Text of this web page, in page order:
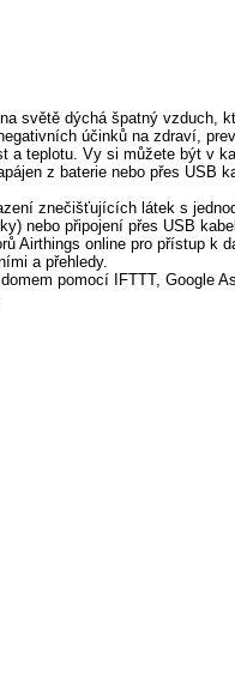
světě dýchá špatný vzduch,
účinků na zdraví,
a teplotu. Vy si můžete být v
z baterie nebo přes USB
znečišťujících látek s
nebo připojení přes USB
Airthings online pro přístup k
a přehledy.
pomocí IFTTT, Google